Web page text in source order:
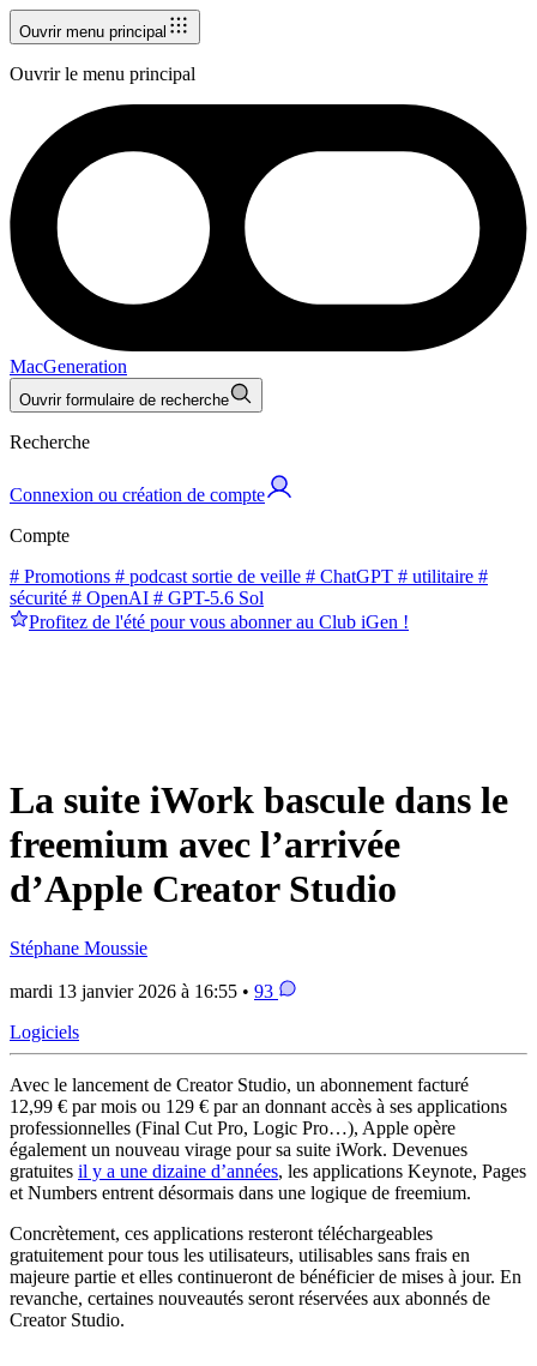
Ouvrir menu principal
Ouvrir le menu principal
MacGeneration
Ouvrir formulaire de recherche
Recherche
Connexion ou création de compte
Compte
# Promotions # podcast sortie de veille # ChatGPT # utilitaire #
sécurité # OpenAI # GPT-5.6 Sol
Profitez de l'été pour vous abonner au Club iGen !
La suite iWork bascule dans le
freemium avec l’arrivée
d’Apple Creator Studio
Stéphane Moussie
mardi 13 janvier 2026 à 16:55 • 93
Logiciels
Avec le lancement de Creator Studio, un abonnement facturé
12,99 € par mois ou 129 € par an donnant accès à ses applications
professionnelles (Final Cut Pro, Logic Pro…), Apple opère
également un nouveau virage pour sa suite iWork. Devenues
gratuites il y a une dizaine d’années, les applications Keynote, Pages
et Numbers entrent désormais dans une logique de freemium.
Concrètement, ces applications resteront téléchargeables
gratuitement pour tous les utilisateurs, utilisables sans frais en
majeure partie et elles continueront de bénéficier de mises à jour. En
revanche, certaines nouveautés seront réservées aux abonnés de
Creator Studio.